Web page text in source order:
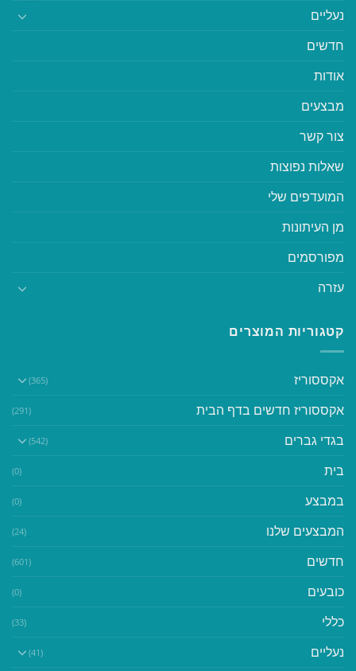
נעליים
חדשים
אודות
מבצעים
צור קשר
שאלות נפוצות
המועדפים שלי
מן העיתונות
מפורסמים
עזרה
קטגוריות המוצרים
אקססוריז (365)
אקססוריז חדשים בדף הבית (291)
בגדי גברים (542)
בית (0)
במבצע (0)
המבצעים שלנו (24)
חדשים (601)
כובעים (0)
כללי (33)
נעליים (41)